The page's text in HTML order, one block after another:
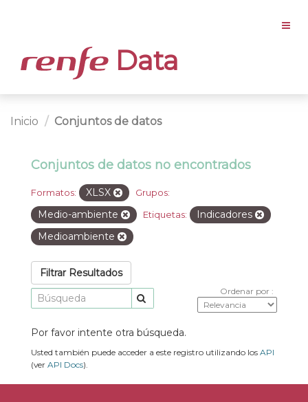
Data
Inicio Conjuntos de datos
Conjuntos de datos no encontrados
Formatos: XLSX Grupos:
Medio-ambiente Etiquetas:
Indicadores
Medioambiente
Filtrar Resultados
Ordenar por
Por favor intente otra búsqueda.
Usted también puede acceder a este registro utilizando los API
(ver API Docs).